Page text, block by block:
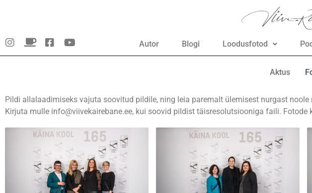
Autor Blogi Loodusfotod
Aktus
Pildi allalaadimiseks vajuta soovitud pildile, ning leia paremalt ülemisest nurgast
Kirjuta mulle info@viivekairebane.ee, kui soovid pildist täisresolutsiooniga faili.